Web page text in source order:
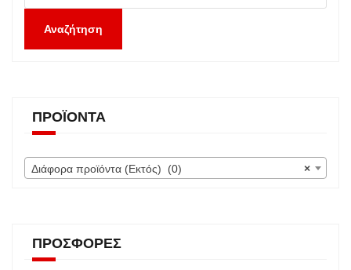
Αναζήτηση
ΠΡΟΪΌΝΤΑ
×
Διάφορα προϊόντα (Εκτός) (0)
ΠΡΟΣΦΟΡΈΣ